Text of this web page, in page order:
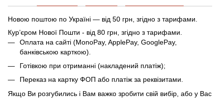
Новою поштою по Україні — від 50 грн, згідно з тарифами.
Курʼєром Нової Пошти - від 80 грн, згідно з тарифами.
Оплата на сайті (MonoPay, ApplePay, GooglePay,
банківською карткою).
Готівкою при отриманні (накладений платіж);
Переказ на картку ФОП або платіж за реквізитами.
Якщо Ви розгубились і Вам важко зробити свій вибір, або у Вас